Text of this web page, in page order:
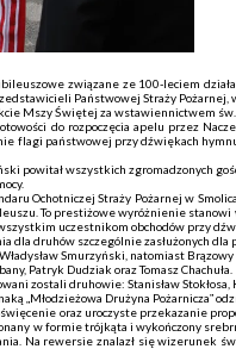
związane ze 100-leciem
Państwowej Straży Pożarnej,
Mszy Świętej za wstawiennictwem
do rozpoczęcia apelu przez
flagi państwowej przy dźwiękach
powitał wszystkich zgromadzonych
Ochotniczej Straży Pożarnej w
To prestiżowe wyróżnienie
uczestnikom obchodów przy
dla druhów szczególnie zasłużonych dla
Smurzyński, natomiast
Patryk Dudziak oraz Tomasz Chachuła.
zostali druhowie: Stanisław
„Młodzieżowa Drużyna Pożarnicza”
oraz uroczyste przekazanie
w formie trójkąta i wykończony
Na rewersie znalazł się